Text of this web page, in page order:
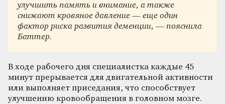
улучшить память и внимание, а также
снижают кровяное давление — еще один
фактор риска развития деменции, — пояснила
Баттер.
В ходе рабочего дня специалистка каждые 45
минут прерывается для двигательной активности
или выполняет приседания, что способствует
улучшению кровообращения в головном мозге.